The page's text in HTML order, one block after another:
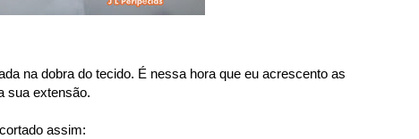
na dobra do tecido. É nessa hora que eu acrescento as
sua extensão.
assim: